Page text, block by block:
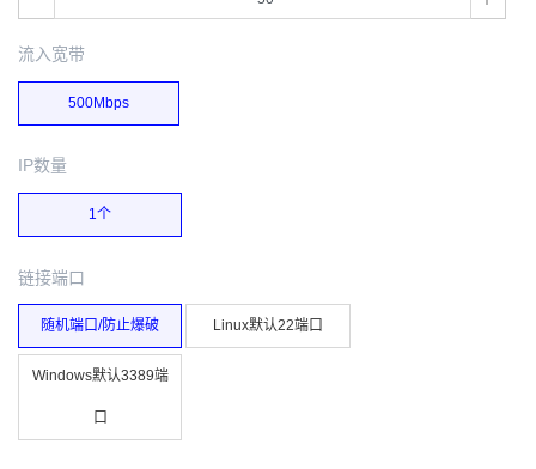
流入宽带
500Mbps
IP数量
1个
链接端口
随机端口/防止爆破 Linux默认22端口
Windows默认3389端
口